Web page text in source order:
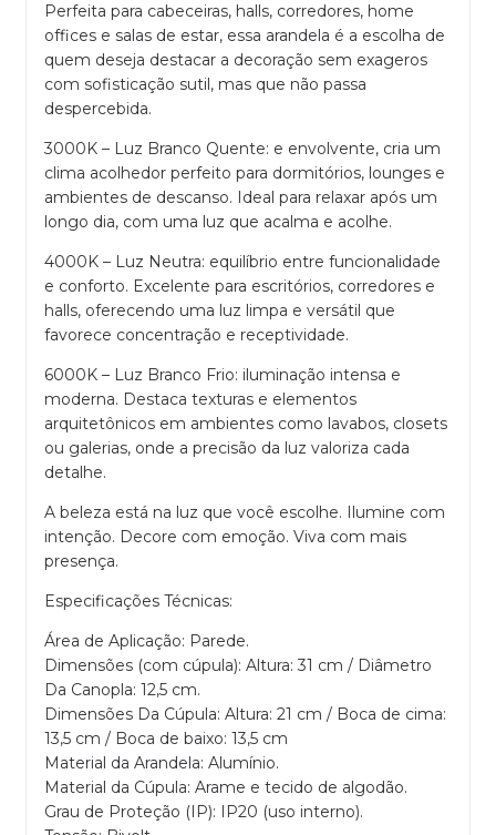
Perfeita para cabeceiras, halls, corredores, home
offices e salas de estar, essa arandela é a escolha de
quem deseja destacar a decoração sem exageros
com sofisticação sutil, mas que não passa
despercebida.
3000K – Luz Branco Quente: e envolvente, cria um
clima acolhedor perfeito para dormitórios, lounges e
ambientes de descanso. Ideal para relaxar após um
longo dia, com uma luz que acalma e acolhe.
4000K – Luz Neutra: equilíbrio entre funcionalidade
e conforto. Excelente para escritórios, corredores e
halls, oferecendo uma luz limpa e versátil que
favorece concentração e receptividade.
6000K – Luz Branco Frio: iluminação intensa e
moderna. Destaca texturas e elementos
arquitetônicos em ambientes como lavabos, closets
ou galerias, onde a precisão da luz valoriza cada
detalhe.
A beleza está na luz que você escolhe. Ilumine com
intenção. Decore com emoção. Viva com mais
presença.
Especificações Técnicas:
Área de Aplicação: Parede.
Dimensões (com cúpula): Altura: 31 cm / Diâmetro
Da Canopla: 12,5 cm.
Dimensões Da Cúpula: Altura: 21 cm / Boca de cima:
13,5 cm / Boca de baixo: 13,5 cm
Material da Arandela: Alumínio.
Material da Cúpula: Arame e tecido de algodão.
Grau de Proteção (IP): IP20 (uso interno).